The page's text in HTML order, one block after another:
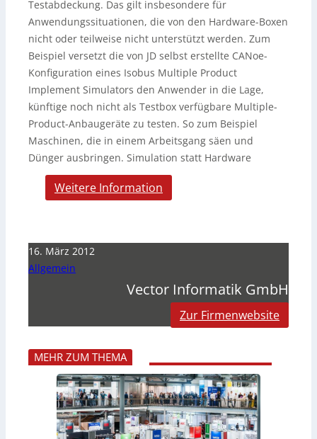
Testabdeckung. Das gilt insbesondere für
Anwendungssituationen, die von den Hardware-Boxen
nicht oder teilweise nicht unterstützt werden. Zum
Beispiel versetzt die von JD selbst erstellte CANoe-
Konfiguration eines Isobus Multiple Product
Implement Simulators den Anwender in die Lage,
künftige noch nicht als Testbox verfügbare Multiple-
Product-Anbaugeräte zu testen. So zum Beispiel
Maschinen, die in einem Arbeitsgang säen und
Dünger ausbringen. Simulation statt Hardware
Weitere Information
16. März 2012
Allgemein
Vector Informatik GmbH
Zur Firmenwebsite
MEHR ZUM THEMA